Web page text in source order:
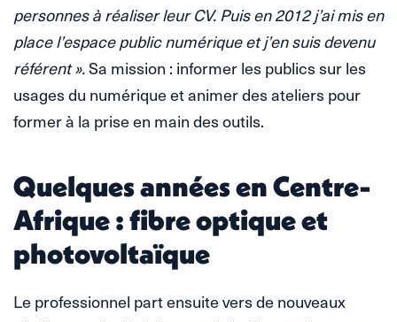
personnes à réaliser leur CV. Puis en 2012 j’ai mis en
place l’espace public numérique et j’en suis devenu
référent ».Sa mission : informer les publics sur les
usages du numérique et animer des ateliers pour
former à la prise en main des outils.
Quelques années en Centre-
Afrique : fibre optique et
photovoltaïque
Le professionnel part ensuite vers de nouveaux